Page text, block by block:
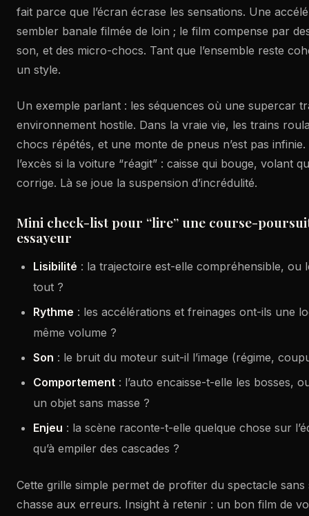
fait parce que l’écran écrase les sensations. Une
sembler banale filmée de loin ; le film compense par
son, et des micro-chocs. Tant que l’ensemble reste
un style.
Un exemple parlant : les séquences où une supercar
environnement hostile. Dans la vraie vie, les trains
chocs répétés, et une monte de pneus n’est pas
l’excès si la voiture “réagit” : caisse qui bouge, volant
corrige. Là se joue la suspension d’incrédulité.
Mini check-list pour “lire” une course-
essayeur
Lisibilité : la trajectoire est-elle compréhensible, ou
tout ?
Rythme : les accélérations et freinages ont-ils une
même volume ?
Son : le bruit du moteur suit-il l’image (régime,
Comportement : l’auto encaisse-t-elle les bosses,
un objet sans masse ?
Enjeu : la scène raconte-t-elle quelque chose sur
qu’à empiler des cascades ?
Cette grille simple permet de profiter du spectacle
chasse aux erreurs. Insight à retenir : un bon film de